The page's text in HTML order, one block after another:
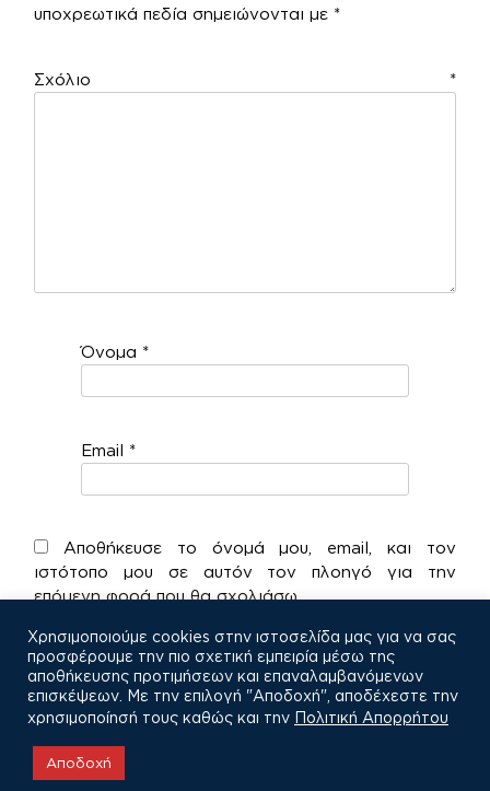
υποχρεωτικά πεδία σημειώνονται με *
Σχόλιο *
Όνομα *
Email *
Αποθήκευσε το όνομά μου, email, και τον
ιστότοπο μου σε αυτόν τον πλοηγό για την
επόμενη φορά που θα σχολιάσω.
Χρησιμοποιούμε cookies στην ιστοσελίδα μας για να σας
προσφέρουμε την πιο σχετική εμπειρία μέσω της
αποθήκευσης προτιμήσεων και επαναλαμβανόμενων
επισκέψεων. Με την επιλογή "Αποδοχή", αποδέχεστε την
χρησιμοποίησή τους καθώς και την Πολιτική Απορρήτου
Αποδοχή